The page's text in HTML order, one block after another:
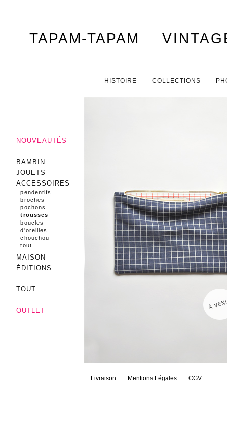
TAPAM-TAPAM
ALLER AU CONTENU PRINCIPAL
ALLER AU CONTENU SECONDAIRE
HISTOIRE COLLECTIONS
NOUVEAUTÉS
BAMBIN
JOUETS
ACCESSOIRES
pendentifs
broches
pochons
trousses
boucles
d'oreilles
chouchou
tout
MAISON
ÉDITIONS
TOUT
OUTLET
Livraison Mentions Légales CGV